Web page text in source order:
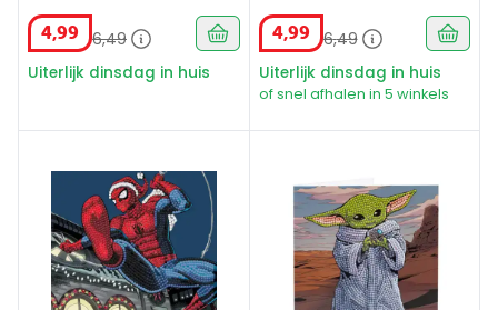
4,99 6,49
Uiterlijk dinsdag in huis
4,99 6,49
Uiterlijk dinsdag in huis
of snel afhalen in 5 winkels